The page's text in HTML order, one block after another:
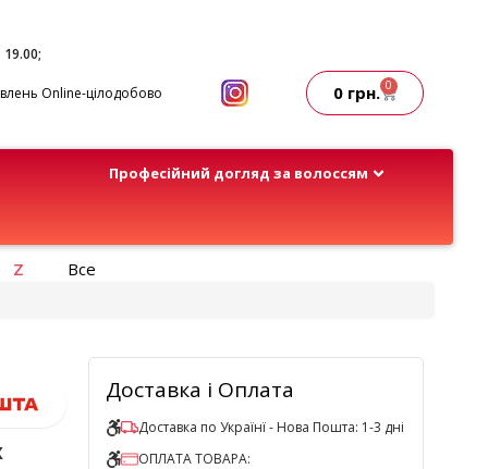
Online-цілодобово 0 грн. 0
Професійний догляд за волоссям
Z Все
Доставка і Оплата
Доставка по Українї - Нова Пошта: 1-3 дні
ОПЛАТА ТОВАРА: